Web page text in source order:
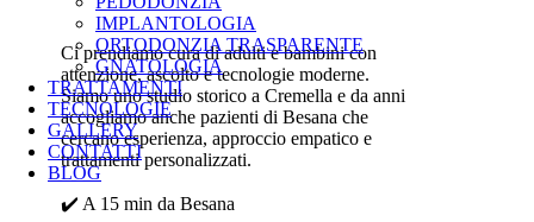
IMPLANTOLOGIA
ORTODONZIA TRASPARENTE
GNATOLOGIA
TRATTAMENTI
TECNOLOGIE
GALLERY
CONTATTI
BLOG
Ci prendiamo cura di adulti e bambini con
attenzione, ascolto e tecnologie moderne.
Siamo uno studio storico a Cremella e da anni
accogliamo anche pazienti di Besana che
cercano esperienza, approccio empatico e
trattamenti personalizzati.
✔️ A 15 min da Besana